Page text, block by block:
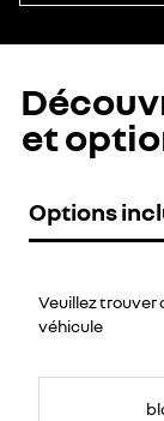
et
Options
Veuillez trouver
véhicule